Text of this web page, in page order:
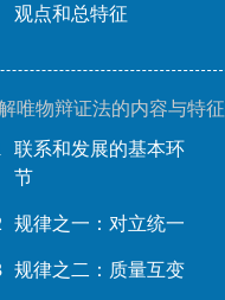
观点和总特征
唯物辩证法的内容与特征
联系和发展的基本环
节
规律之一：对立统一
规律之二：质量互变